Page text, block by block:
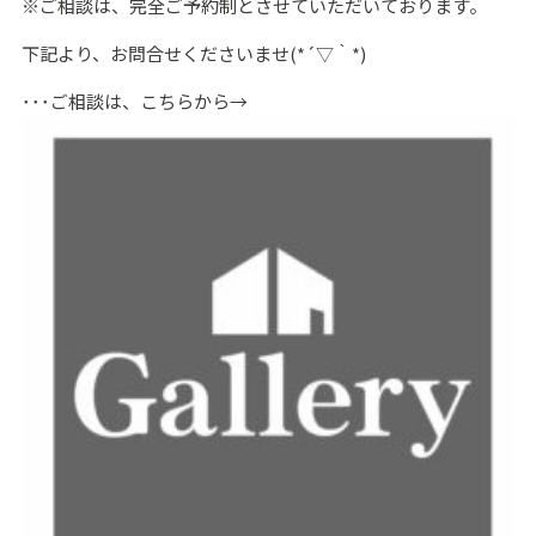
下記より、お問合せくださいませ(*´▽｀*)
･･･ご相談は、こちらから→